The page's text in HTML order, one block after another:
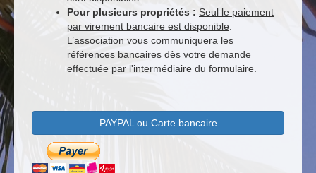
Pour plusieurs propriétés : Seul le paiement
par virement bancaire est disponible
L’association vous communiquera les
références bancaires dès votre demande
effectuée par l'intermédiaire du formulaire.
PAYPAL ou Carte bancaire